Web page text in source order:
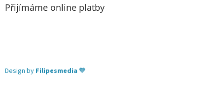
Přijímáme online platby
Design by Filipesmedia 🧡